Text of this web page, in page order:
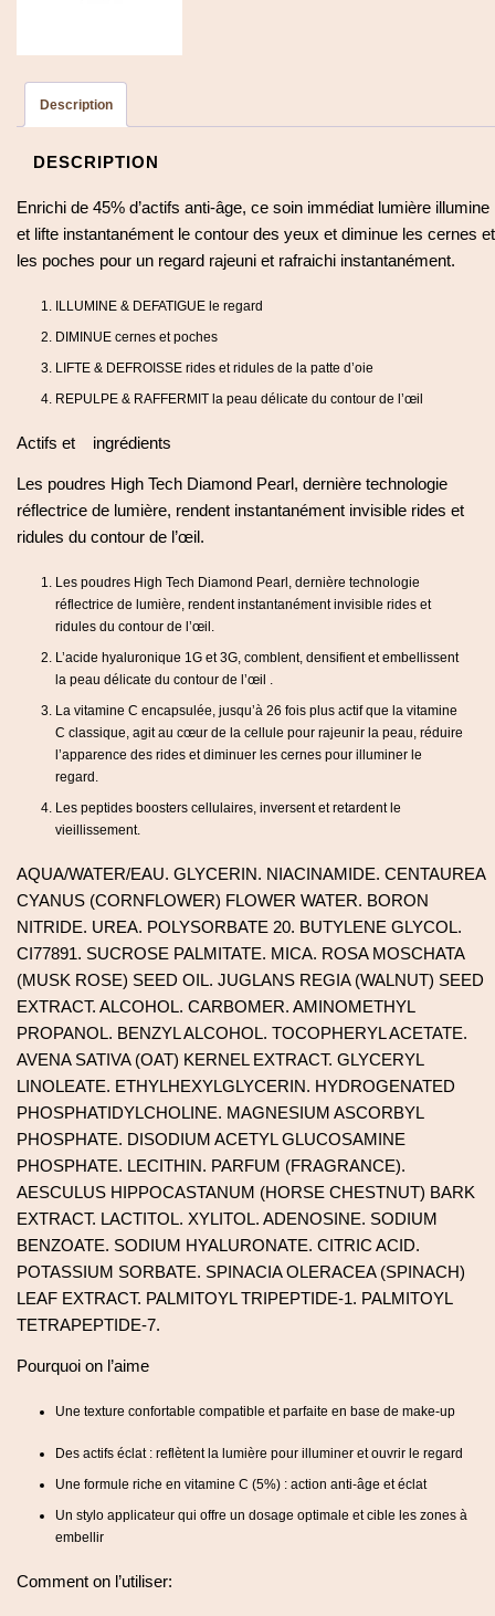
Description
DESCRIPTION
Enrichi de 45% d’actifs anti-âge, ce soin immédiat lumière illumine
et lifte instantanément le contour des yeux et diminue les cernes et
les poches pour un regard rajeuni et rafraichi instantanément.
ILLUMINE & DEFATIGUE le regard
DIMINUE cernes et poches
LIFTE & DEFROISSE rides et ridules de la patte d’oie
REPULPE & RAFFERMIT la peau délicate du contour de l’œil
Actifs et ingrédients
Les poudres High Tech Diamond Pearl, dernière technologie
réflectrice de lumière, rendent instantanément invisible rides et
ridules du contour de l’œil.
Les poudres High Tech Diamond Pearl, dernière technologie
réflectrice de lumière, rendent instantanément invisible rides et
ridules du contour de l’œil.
L’acide hyaluronique 1G et 3G, comblent, densifient et embellissent
la peau délicate du contour de l’œil .
La vitamine C encapsulée, jusqu’à 26 fois plus actif que la vitamine
C classique, agit au cœur de la cellule pour rajeunir la peau, réduire
l’apparence des rides et diminuer les cernes pour illuminer le
regard.
Les peptides boosters cellulaires, inversent et retardent le
vieillissement.
AQUA/WATER/EAU. GLYCERIN. NIACINAMIDE. CENTAUREA
CYANUS (CORNFLOWER) FLOWER WATER. BORON
NITRIDE. UREA. POLYSORBATE 20. BUTYLENE GLYCOL.
CI77891. SUCROSE PALMITATE. MICA. ROSA MOSCHATA
(MUSK ROSE) SEED OIL. JUGLANS REGIA (WALNUT) SEED
EXTRACT. ALCOHOL. CARBOMER. AMINOMETHYL
PROPANOL. BENZYL ALCOHOL. TOCOPHERYL ACETATE.
AVENA SATIVA (OAT) KERNEL EXTRACT. GLYCERYL
LINOLEATE. ETHYLHEXYLGLYCERIN. HYDROGENATED
PHOSPHATIDYLCHOLINE. MAGNESIUM ASCORBYL
PHOSPHATE. DISODIUM ACETYL GLUCOSAMINE
PHOSPHATE. LECITHIN. PARFUM (FRAGRANCE).
AESCULUS HIPPOCASTANUM (HORSE CHESTNUT) BARK
EXTRACT. LACTITOL. XYLITOL. ADENOSINE. SODIUM
BENZOATE. SODIUM HYALURONATE. CITRIC ACID.
POTASSIUM SORBATE. SPINACIA OLERACEA (SPINACH)
LEAF EXTRACT. PALMITOYL TRIPEPTIDE-1. PALMITOYL
TETRAPEPTIDE-7.
Pourquoi on l’aime
Une texture confortable compatible et parfaite en base de make-up
Des actifs éclat : reflètent la lumière pour illuminer et ouvrir le regard
Une formule riche en vitamine C (5%) : action anti-âge et éclat
Un stylo applicateur qui offre un dosage optimale et cible les zones à
embellir
Comment on l’utiliser: